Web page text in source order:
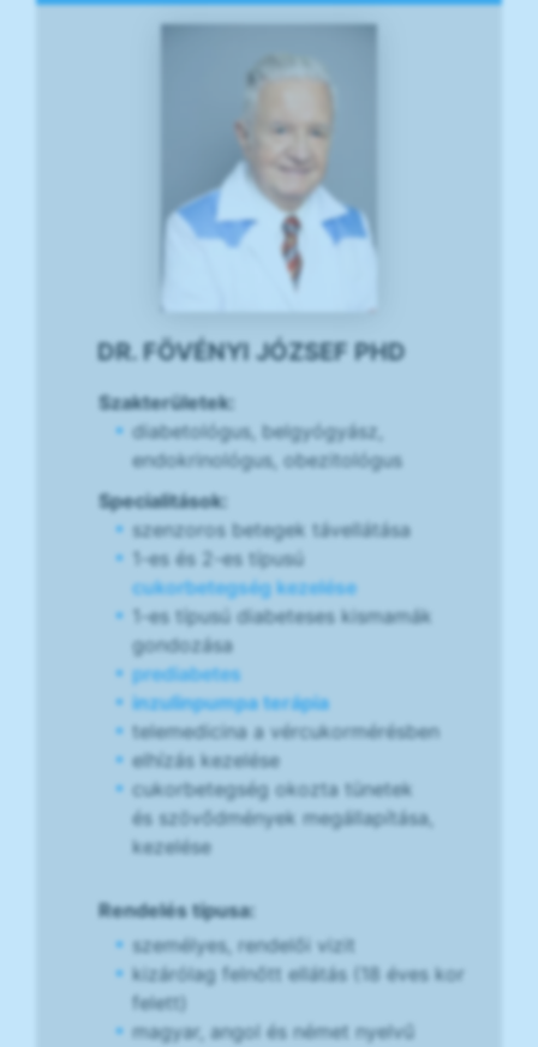
DR. FÖVÉNYI JÓZSEF PHD
Szakterületek:
diabetológus, belgyógyász,
endokrinológus, obezitológus
Specialitások:
szenzoros betegek távellátása
1-es és 2-es típusú
cukorbetegség kezelése
1-es típusú diabeteses kismamák
gondozása
prediabetes
inzulinpumpa terápia
telemedicina a vércukormérésben
elhízás kezelése
cukorbetegség okozta tünetek
és szövődmények megállapítása,
kezelése
Rendelés típusa:
személyes, rendelői vizit
kizárólag felnőtt ellátás (18 éves kor
felett)
magyar, angol és német nyelvű